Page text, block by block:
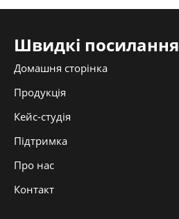
Швидкі посилання
Домашня сторінка
Продукція
Кейс-студія
Підтримка
Про нас
Контакт